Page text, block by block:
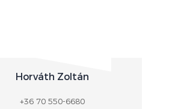
Horváth Zoltán
+36 70 550-6680